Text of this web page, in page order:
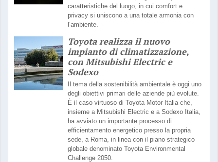
caratteristiche del luogo, in cui comfort e
privacy si uniscono a una totale armonia con
l’ambiente.
Toyota realizza il nuovo
impianto di climatizzazione,
con Mitsubishi Electric e
Sodexo
Il tema della sostenibilità ambientale è oggi uno
degli obiettivi primari delle aziende più evolute.
È il caso virtuoso di Toyota Motor Italia che,
insieme a Mitsubishi Electric e a Sodexo Italia,
ha avviato un importante processo di
efficientamento energetico presso la propria
sede, a Roma, in linea con il piano strategico
globale denominato Toyota Environmental
Challenge 2050.